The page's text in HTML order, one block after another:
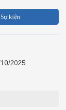
Sự kiện
2025